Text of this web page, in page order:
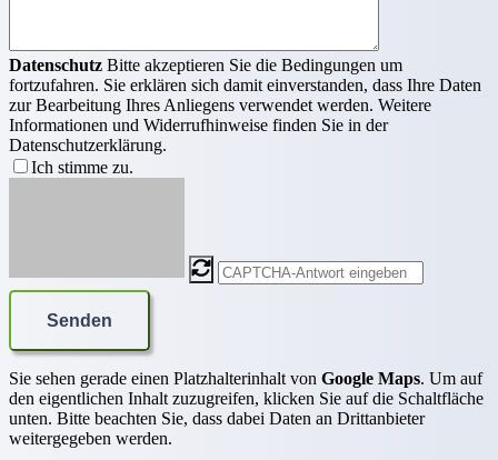
Datenschutz Bitte akzeptieren Sie die Bedingungen um
fortzufahren. Sie erklären sich damit einverstanden, dass Ihre Daten
zur Bearbeitung Ihres Anliegens verwendet werden. Weitere
Informationen und Widerrufhinweise finden Sie in der
Datenschutzerklärung.
Ich stimme zu.
Sie sehen gerade einen Platzhalterinhalt von Google Maps. Um auf
den eigentlichen Inhalt zuzugreifen, klicken Sie auf die Schaltfläche
unten. Bitte beachten Sie, dass dabei Daten an Drittanbieter
weitergegeben werden.